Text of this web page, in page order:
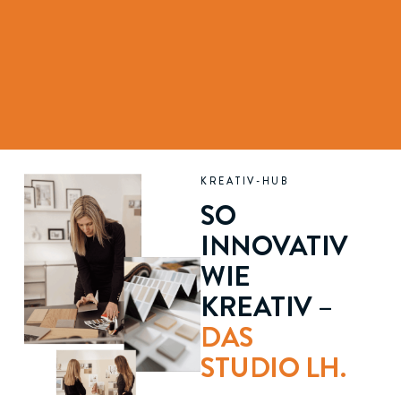
KREATIV-HUB
SO
INNOVATIV
WIE
KREATIV –
DAS
STUDIO LH.